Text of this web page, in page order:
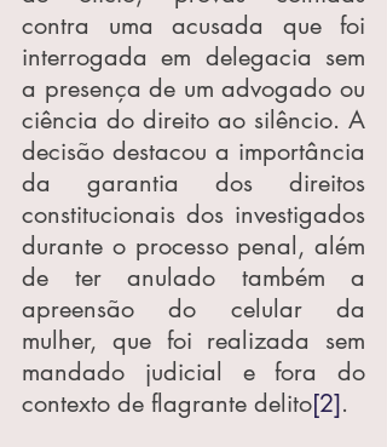
contra uma acusada que foi
interrogada em delegacia sem
a presença de um advogado ou
ciência do direito ao silêncio. A
decisão destacou a importância
da garantia dos direitos
constitucionais dos investigados
durante o processo penal, além
de ter anulado também a
apreensão do celular da
mulher, que foi realizada sem
mandado judicial e fora do
contexto de flagrante delito[2].